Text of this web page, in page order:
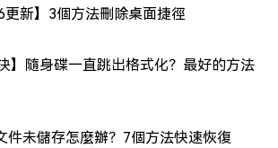
更新】3個方法刪除桌面捷徑
決】隨身碟一直跳出格式化？最好的方法
件未儲存怎麼辦？7個方法快速恢復